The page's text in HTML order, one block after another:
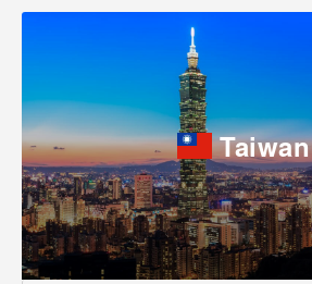
Taiwan